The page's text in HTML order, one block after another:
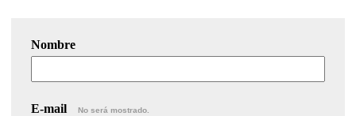
Nombre
E-mail No será mostrado.